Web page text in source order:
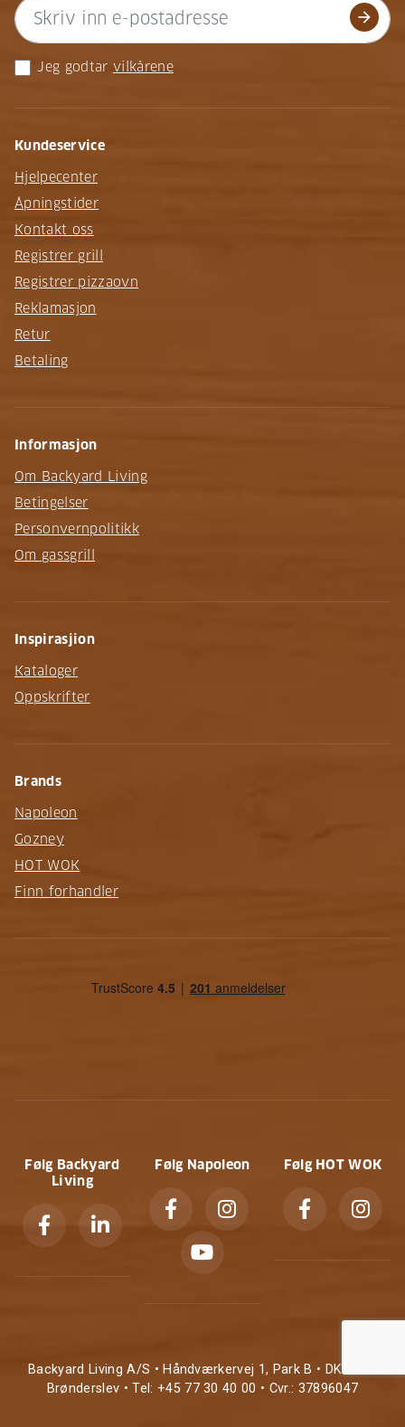
arrow_forward
Jeg godtar vilkårene
Kundeservice
Hjelpecenter
Åpningstider
Kontakt oss
Registrer grill
Registrer pizzaovn
Reklamasjon
Retur
Betaling
Informasjon
Om Backyard Living
Betingelser
Personvernpolitikk
Om gassgrill
Inspirasjion
Kataloger
Oppskrifter
Brands
Napoleon
Gozney
HOT WOK
Finn forhandler
Følg Backyard
Living
Følg Napoleon Følg HOT WOK
Backyard Living A/S • Håndværkervej 1, Park B • DK-9700
Brønderslev • Tel: +45 77 30 40 00 • Cvr.: 37896047